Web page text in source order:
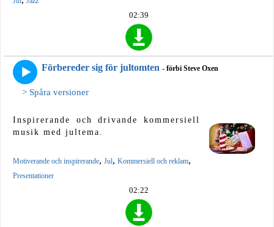
02:39
Förbereder sig för jultomten - förbi Steve Oxen
> Spåra versioner
Inspirerande och drivande kommersiell
musik med jultema.
Motiverande och inspirerande, Jul, Kommersiell och reklam,
Presentationer
02:22